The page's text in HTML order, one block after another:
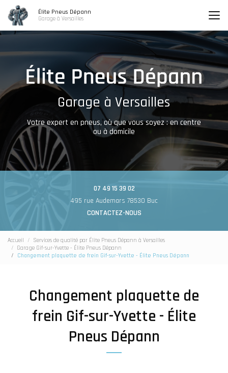
contenu
principal
Élite Pneus Dépann
Garage à Versailles
Garage à Versailles
Votre expert en pneus, où que vous soyez : en centre
ou à domicile
07 49 15 39 02
495 rue Audemars 78530 Buc
CONTACTEZ-NOUS
Accueil
Services de qualité par Élite Pneus Dépann à Versailles
Garage Gif-sur-Yvette - Élite Pneus Dépann
Changement plaquette de frein Gif-sur-Yvette - Élite Pneus Dépann
Changement plaquette de
frein Gif-sur-Yvette - Élite
Pneus Dépann